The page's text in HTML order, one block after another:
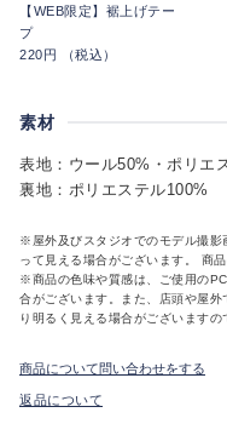
【WEB限定】裾上げテー
プ
220円 （税込）
素材
表地：ウール50%・ポリエ
裏地：ポリエステル100%
※屋外及びスタジオでのモデル撮影
って見える場合がございます。 商
※商品の色味や質感は、ご使用の
合がございます。また、店頭や屋
り明るく見える場合がございますの
商品について問い合わせをする
返品について